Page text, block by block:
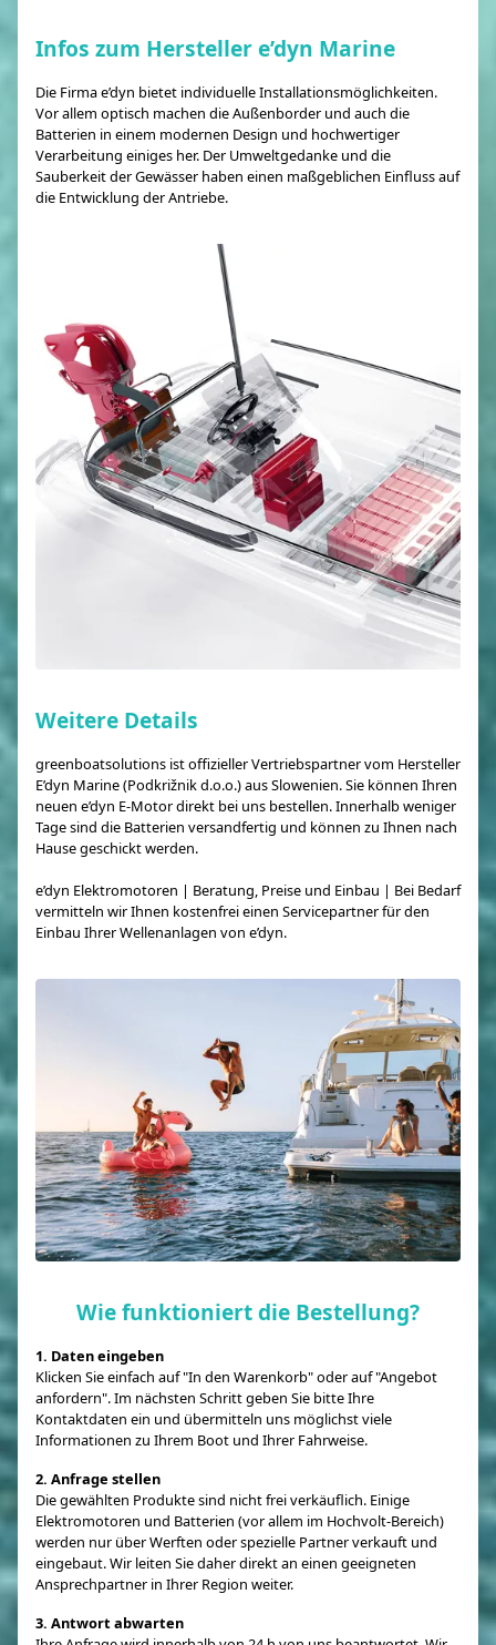
Infos zum Hersteller e’dyn Marine
Die Firma e’dyn bietet individuelle Installationsmöglichkeiten.
Vor allem optisch machen die Außenborder und auch die
Batterien in einem modernen Design und hochwertiger
Verarbeitung einiges her. Der Umweltgedanke und die
Sauberkeit der Gewässer haben einen maßgeblichen Einfluss auf
die Entwicklung der Antriebe.
Weitere Details
greenboatsolutions ist offizieller Vertriebspartner vom Hersteller
E’dyn Marine (Podkrižnik d.o.o.) aus Slowenien. Sie können Ihren
neuen e’dyn E-Motor direkt bei uns bestellen. Innerhalb weniger
Tage sind die Batterien versandfertig und können zu Ihnen nach
Hause geschickt werden.
e’dyn Elektromotoren | Beratung, Preise und Einbau | Bei Bedarf
vermitteln wir Ihnen kostenfrei einen Servicepartner für den
Einbau Ihrer Wellenanlagen von e’dyn.
Wie funktioniert die Bestellung?
1. Daten eingeben
Klicken Sie einfach auf "In den Warenkorb" oder auf "Angebot
anfordern". Im nächsten Schritt geben Sie bitte Ihre
Kontaktdaten ein und übermitteln uns möglichst viele
Informationen zu Ihrem Boot und Ihrer Fahrweise.
2. Anfrage stellen
Die gewählten Produkte sind nicht frei verkäuflich. Einige
Elektromotoren und Batterien (vor allem im Hochvolt-Bereich)
werden nur über Werften oder spezielle Partner verkauft und
eingebaut. Wir leiten Sie daher direkt an einen geeigneten
Ansprechpartner in Ihrer Region weiter.
3. Antwort abwarten